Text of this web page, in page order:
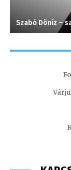
Szabó Döníz –